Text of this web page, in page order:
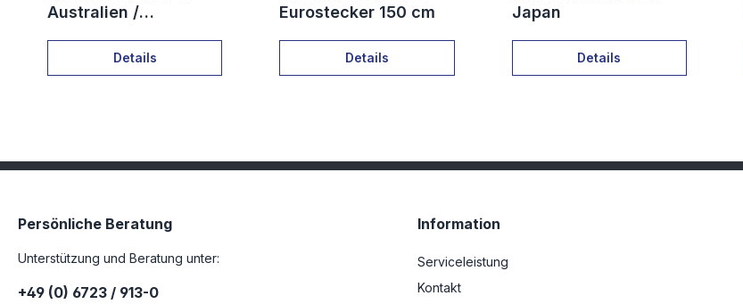
Australien /
Details
Eurostecker 150 cm
Details
Japan
Details
Persönliche Beratung
Unterstützung und Beratung unter:
+49 (0) 6723 / 913-0
Information
Serviceleistung
Kontakt